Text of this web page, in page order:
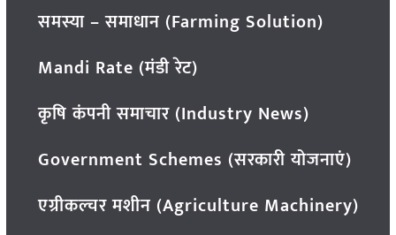
समस्या – समाधान (Farming Solution)
Mandi Rate (मंडी रेट)
कृषि कंपनी समाचार (Industry News)
Government Schemes (सरकारी योजनाएं)
एग्रीकल्चर मशीन (Agriculture Machinery)